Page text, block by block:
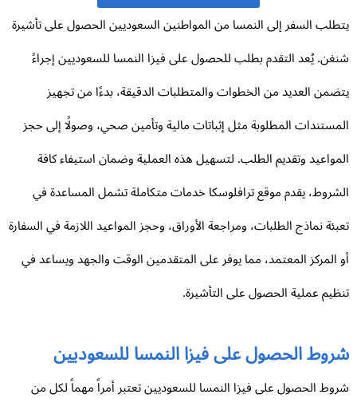
السفر إلى النمسا من المواطنين السعوديين الحصول على تأشيرة
يُعد التقدم بطلب للحصول على فيزا النمسا للسعوديين إجراءً
العديد من الخطوات والمتطلبات الدقيقة، بدءًا من تجهيز
المطلوبة مثل إثباتات مالية وتأمين صحي، وصولًا إلى حجز
وتقديم الطلب. لتسهيل هذه العملية وضمان استيفاء كافة
يقدم موقع ترافلوسكا خدمات متكاملة تشمل المساعدة في
نماذج الطلبات، ومراجعة الأوراق، وحجز المواعيد اللازمة في السفارة
المركز المعتمد، مما يوفر على المتقدمين الوقت والجهد ويساعد في
عملية الحصول على التأشيرة.
الحصول على فيزا النمسا للسعوديين
الحصول على فيزا النمسا للسعوديين تعتبر أمراً مهماً لكل من